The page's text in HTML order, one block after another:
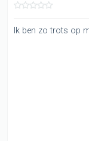
Ik ben zo trots op